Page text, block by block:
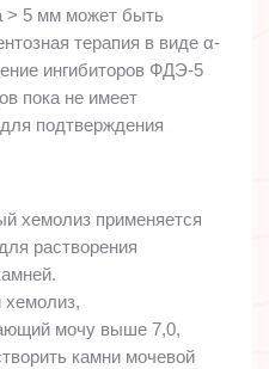
> 5 мм может быть
терапия в виде α-
ингибиторов ФДЭ-5
пока не имеет
подтверждения
хемолиз применяется
растворения
хемолиз,
мочу выше 7,0,
камни мочевой